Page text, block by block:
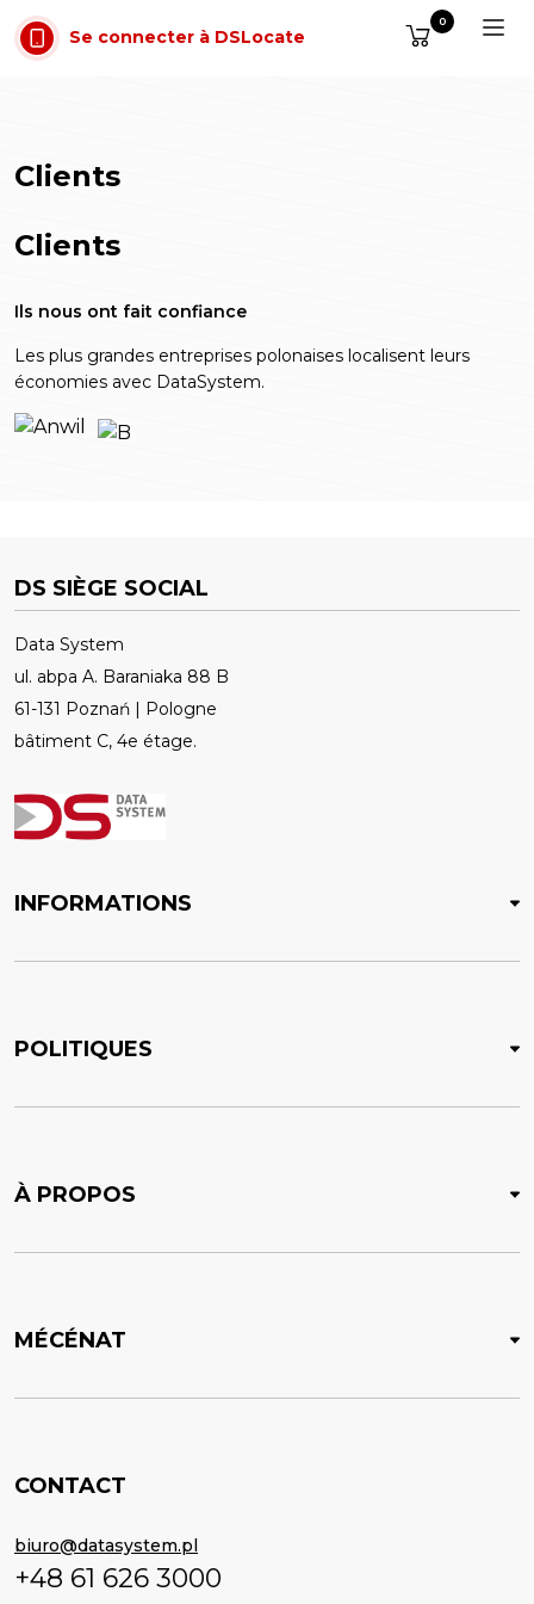
Aller au contenu
Se connecter à DSLocate
0
Clients
Clients
Ils nous ont fait confiance
Les plus grandes entreprises polonaises localisent leurs
économies avec DataSystem.
DS SIÈGE SOCIAL
Data System
ul. abpa A. Baraniaka 88 B
61-131 Poznań | Pologne
bâtiment C, 4e étage.
INFORMATIONS
POLITIQUES
À PROPOS
MÉCÉNAT
CONTACT
biuro@datasystem.pl
+48 61 626 3000